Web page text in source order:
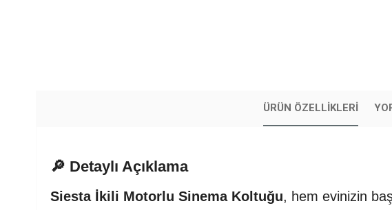
ÜRÜN ÖZELLIKLERI
🔎 Detaylı Açıklama
Siesta İkili Motorlu Sinema Koltuğu, hem evinizin